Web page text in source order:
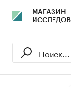
МАГАЗИН